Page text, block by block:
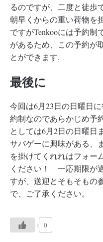
るのですが、二度と徒歩
朝早くからの重い荷物を
ですがTenkooには予約制
があるため、この予約が
とができます.
最後に
今回は6月23日の日曜日
約制なのであらかじめ予
としては6月2日の日曜日
サバゲーに興味がある、
を掛けてくれれはフォー
ください！ 一応期限が
すが、送迎とそもそもの
で、ご了承ください。
0